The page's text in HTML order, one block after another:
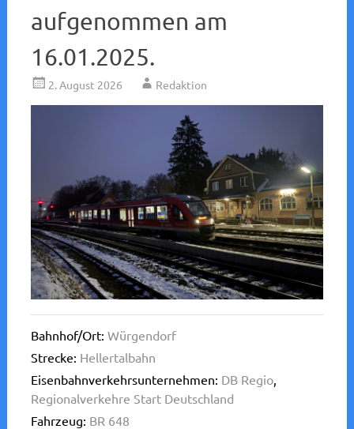
aufgenommen am
16.01.2025.
2. August 2026 Redaktion
Bahnhof/Ort: Würgendorf
Strecke: Hellertalbahn
Eisenbahnverkehrsunternehmen: DB Regio,
Regionalverkehre Start Deutschland
Fahrzeug: BR 648